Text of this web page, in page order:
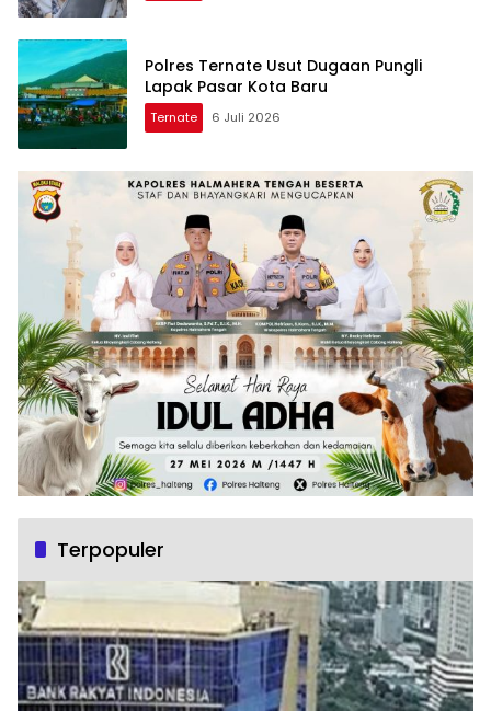
Polres Ternate Usut Dugaan Pungli
Lapak Pasar Kota Baru
Ternate 6 Juli 2026
Terpopuler